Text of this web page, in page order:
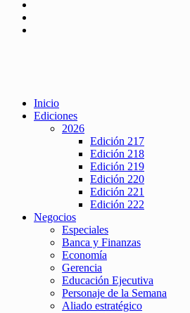
Inicio
Ediciones
2026
Edición 217
Edición 218
Edición 219
Edición 220
Edición 221
Edición 222
Negocios
Especiales
Banca y Finanzas
Economía
Gerencia
Educación Ejecutiva
Personaje de la Semana
Aliado estratégico